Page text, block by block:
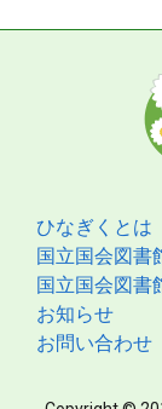
ひなぎくとは
国立国会図書
国立国会図書
お知らせ
お問い合わせ